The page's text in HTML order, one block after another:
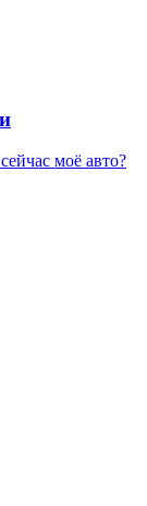
моё авто?